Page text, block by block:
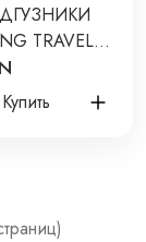
TRAVEL
2-4 КГ 3 ШТ.
Купить